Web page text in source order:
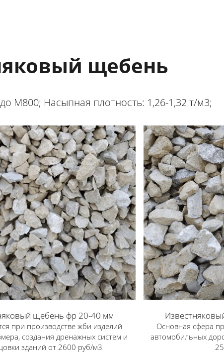
щебень
М800; Насыпная плотность: 1,26-1,32 т/м3;
щебень фр 20-40 мм
при производстве жби изделий
создания дренажных систем и
зданий от 2600 руб/м3
Основная сфера
автомобильных